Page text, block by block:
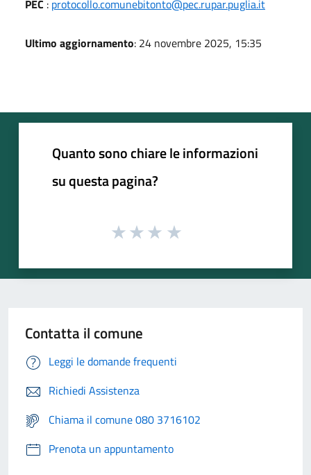
PEC : protocollo.comunebitonto@pec.rupar.puglia.it
Ultimo aggiornamento: 24 novembre 2025, 15:35
Quanto sono chiare le informazioni
su questa pagina?
Contatta il comune
Leggi le domande frequenti
Richiedi Assistenza
Chiama il comune 080 3716102
Prenota un appuntamento